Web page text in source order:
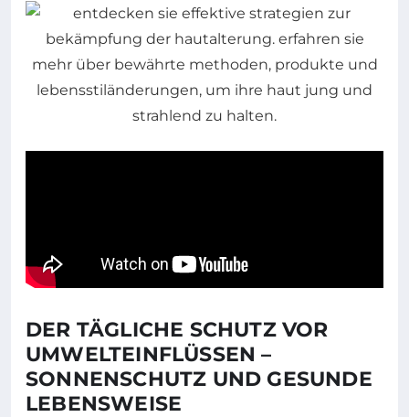
DER TÄGLICHE SCHUTZ VOR
UMWELTEINFLÜSSEN –
SONNENSCHUTZ UND GESUNDE
LEBENSWEISE